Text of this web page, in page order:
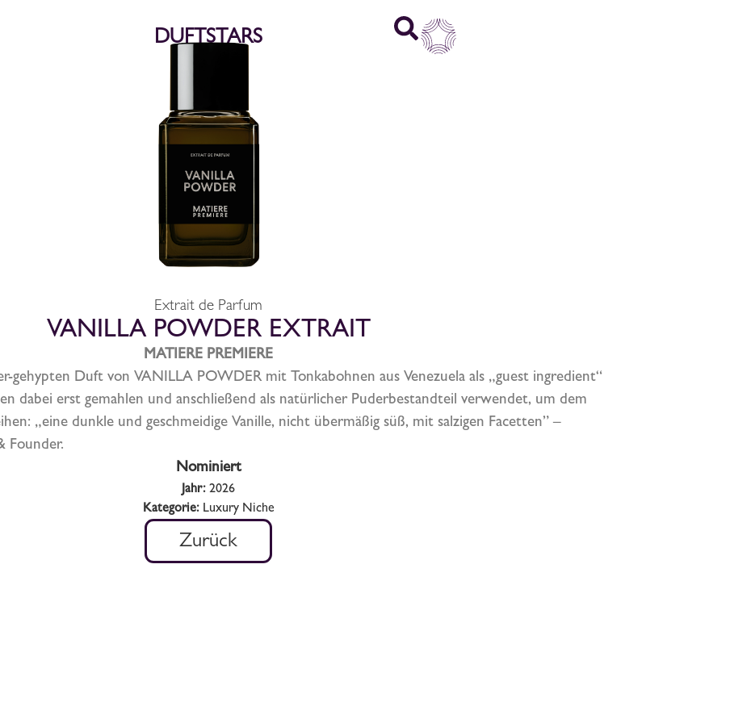
DUFTSTARS
Extrait de Parfum
VANILLA POWDER EXTRAIT
MATIERE PREMIERE
gehypten Duft von VANILLA POWDER mit Tonkabohnen aus Venezuela als „guest ingredient“
dabei erst gemahlen und anschließend als natürlicher Puderbestandteil verwendet, um dem
„eine dunkle und geschmeidige Vanille, nicht übermäßig süß, mit salzigen Facetten” –
Founder.
Nominiert
Jahr: 2026
Kategorie:Luxury Niche
Zurück